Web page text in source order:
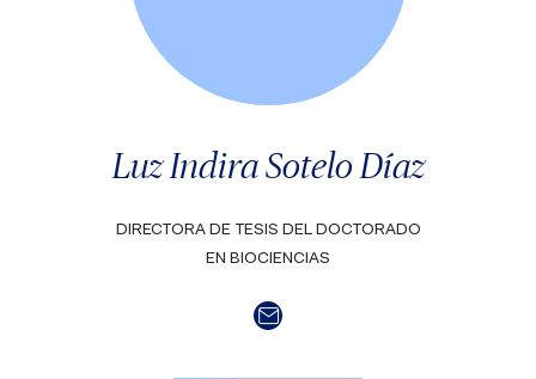
Luz Indira Sotelo Díaz
DIRECTORA DE TESIS DEL DOCTORADO
EN BIOCIENCIAS